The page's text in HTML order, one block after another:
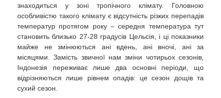
знаходиться у зоні тропічного клімату. Головною
особливістю такого клімату є відсутність різких перепадів
температур протягом року – середня температура тут
становить близько 27-28 градусів Цельсія, і ці показники
майже не змінюються ані вдень, ані вночі, ані за
місяцями. Замість звичної нам зміни чотирьох сезонів,
Індонезія переживає лише два основні періоди, що
відрізняються лише рівнем опадів: це сезон дощів та
сухий сезон.